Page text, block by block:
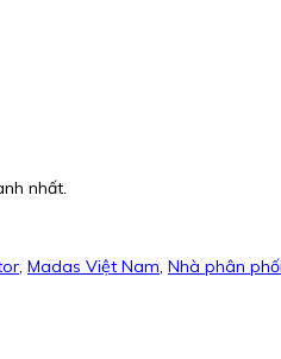
nhất.
, Madas Việt Nam, Nhà phân